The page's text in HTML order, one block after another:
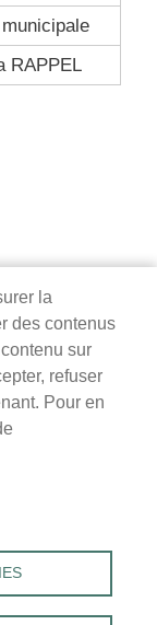
RAPPEL
la
des contenus
sur
refuser
Pour en